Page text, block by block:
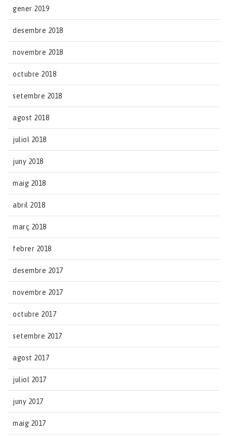
gener 2019
desembre 2018
novembre 2018
octubre 2018
setembre 2018
agost 2018
juliol 2018
juny 2018
maig 2018
abril 2018
març 2018
febrer 2018
desembre 2017
novembre 2017
octubre 2017
setembre 2017
agost 2017
juliol 2017
juny 2017
maig 2017